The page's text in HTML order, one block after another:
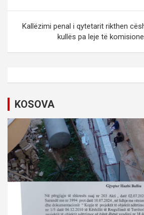
s
a
a
i
o
n
Kallëzimi penal i qytetarit rikthen
kullës pa leje të
KOSOVA